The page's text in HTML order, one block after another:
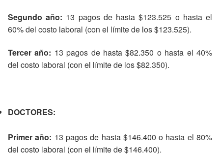
Segundo año: 13 pagos de hasta $123.525 o hasta el
60% del costo laboral (con el límite de los $123.525).
Tercer año: 13 pagos de hasta $82.350 o hasta el 40%
del costo laboral (con el límite de los $82.350).
DOCTORES:
Primer año: 13 pagos de hasta $146.400 o hasta el 80%
del costo laboral (con el límite de $146.400).